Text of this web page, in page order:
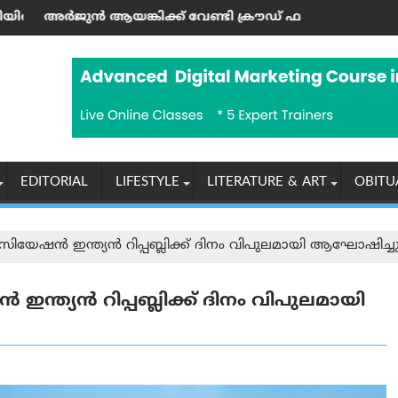
സവാരി ആസ്വദിച്ചു
ക്രൗഡ് ഫണ്ടിംഗ് നടത്തി; സഹോദരന്‍ അജയ്
കേരളത്തിൽ ജനങ്ങളെ
EDITORIAL LIFESTYLE LITERATURE & ART
ഇന്ത്യൻ റിപ്പബ്ലിക്ക് ദിനം വിപുലമായി
റിപ്പബ്ലിക്ക് ദിനം വിപുലമായി